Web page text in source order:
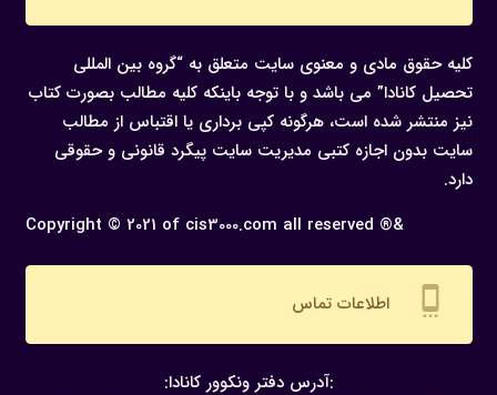
کلیه حقوق مادی و معنوی سایت متعلق به “گروه بین المللی
تحصیل کانادا” می باشد و با توجه باینکه کلیه مطالب بصورت کتاب
نیز منتشر شده است، هرگونه كپی برداری یا اقتباس از مطالب
سایت بدون اجازه كتبی مدیریت سایت پیگرد قانونی و حقوقی
دارد.
Copyright © 2021 of cis3000.com all reserved ®&
settings_cell اطلاعات تماس
:آدرس دفتر ونکوور کانادا: